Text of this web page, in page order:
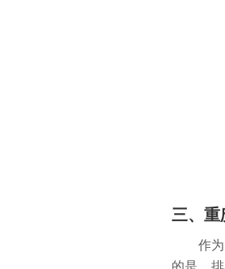
三、重
作为火
的是，